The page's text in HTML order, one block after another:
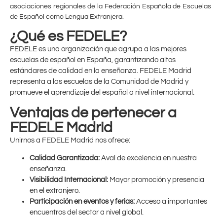
asociaciones regionales de la Federación Española de Escuelas
de Español como Lengua Extranjera.
¿Qué es FEDELE?
FEDELE es una organización que agrupa a las mejores
escuelas de español en España, garantizando altos
estándares de calidad en la enseñanza. FEDELE Madrid
representa a las escuelas de la Comunidad de Madrid y
promueve el aprendizaje del español a nivel internacional.
Ventajas de pertenecer a
FEDELE Madrid
Unirnos a FEDELE Madrid nos ofrece:
Calidad Garantizada: Aval de excelencia en nuestra
enseñanza.
Visibilidad Internacional: Mayor promoción y presencia
en el extranjero.
Participación en eventos y ferias: Acceso a importantes
encuentros del sector a nivel global.